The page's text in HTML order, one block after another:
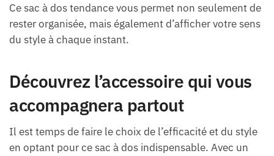
Ce sac à dos tendance vous permet non seulement de
rester organisée, mais également d’afficher votre sens
du style à chaque instant.
Découvrez l’accessoire qui vous
accompagnera partout
Il est temps de faire le choix de l’efficacité et du style
en optant pour ce sac à dos indispensable. Avec un